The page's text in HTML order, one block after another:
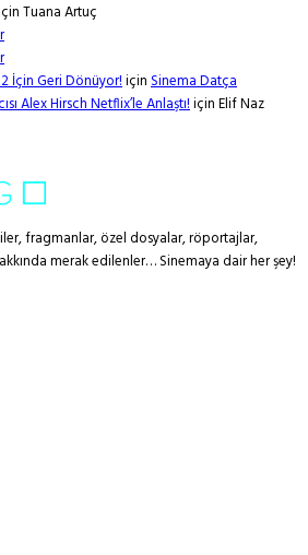
Tuana Artuç
İçin Geri Dönüyor!içinSinema Datça
Alex Hirsch Netflix’le Anlaştı!içinElif Naz
fragmanlar, özel dosyalar, röportajlar,
merak edilenler… Sinemaya dair her şey!